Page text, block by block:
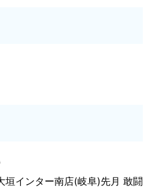
垣インター南店(岐阜)先月 敢闘